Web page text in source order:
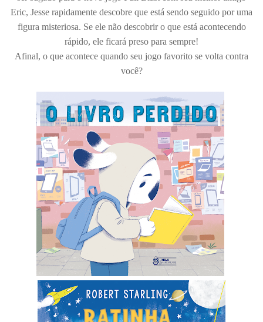
Eric, Jesse rapidamente descobre que está sendo seguido por uma
figura misteriosa. Se ele não descobrir o que está acontecendo
rápido, ele ficará preso para sempre!
Afinal, o que acontece quando seu jogo favorito se volta contra
você?